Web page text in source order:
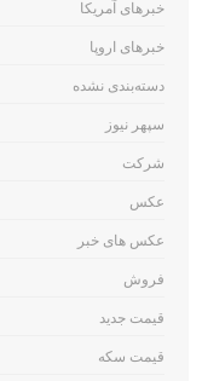
خبرهای آمریکا
خبرهای اروپا
دسته‌بندی نشده
سپهر نیوز
شرکت
عکس
عکس های خبر
فروش
قیمت جدید
قیمت سکه